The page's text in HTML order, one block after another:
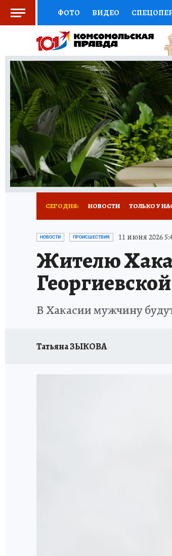
ФОТО ВИДЕО
СОЦПОДДЕРЖКА НАУКА
ВЫБОР ЭКСПЕРТОВ
КНИЖНАЯ ПОЛКА
ПРЕСС-ЦЕНТР
РАДИО КП РЕКЛАМА
СЕГОДНЯ: НОВОСТИ ТОЛЬКО У
ОТДЫХ В РОССИИ
НОВОСТИ ПРОИСШЕСТВИЯ 11 июня 2026
Жителю
В Хакасии мужчину
Татьяна ЗЫКОВА